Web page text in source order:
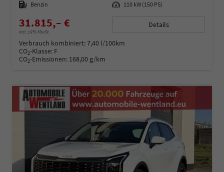
Kraftstoff Benzin Leistung 110 kW (150 PS)
31.815,– €
incl. 19% MwSt.
Details
Verbrauch kombiniert:7,40 l/100km
CO2-Klasse: F
CO2-Emissionen: 168,00 g/km